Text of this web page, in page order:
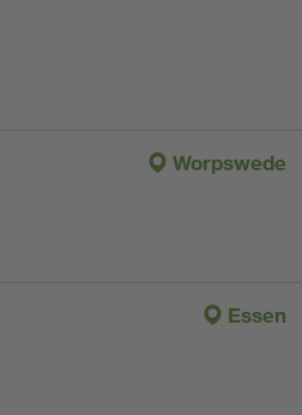
Worpswede
Essen